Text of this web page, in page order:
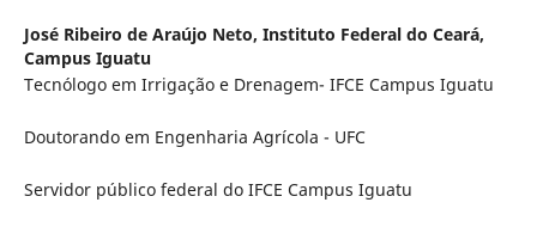
José Ribeiro de Araújo Neto, Instituto Federal do Ceará,
Campus Iguatu
Tecnólogo em Irrigação e Drenagem- IFCE Campus Iguatu
Doutorando em Engenharia Agrícola - UFC
Servidor público federal do IFCE Campus Iguatu